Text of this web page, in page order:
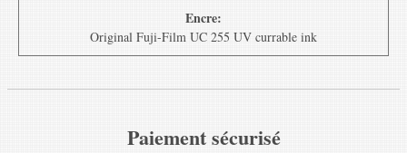
Encre:
Original Fuji-Film UC 255 UV currable ink
Paiement sécurisé